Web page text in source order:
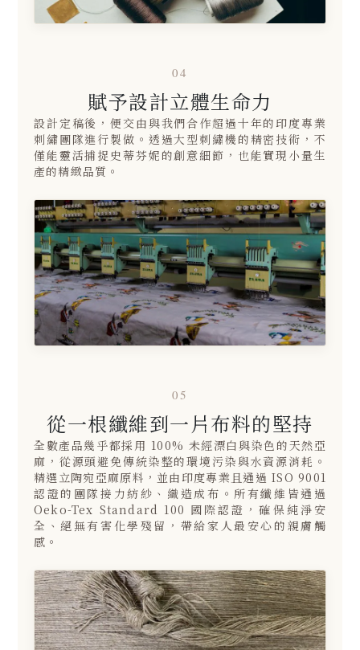
04
賦予設計立體生命力
設計定稿後，便交由與我們合作超過十年的印度專業
刺繡團隊進行製做。透過大型刺繡機的精密技術，不
僅能靈活捕捉史蒂芬妮的創意細節，也能實現小量生
產的精緻品質。
05
從一根纖維到一片布料的堅持
全數產品幾乎都採用 100% 未經漂白與染色的天然亞
麻，從源頭避免傳統染整的環境污染與水資源消耗。
精選立陶宛亞麻原料，並由印度專業且通過 ISO 9001
認證的團隊接力紡紗、織造成布。所有纖維皆通過
Oeko-Tex Standard 100 國際認證，確保純淨安
全、絕無有害化學殘留，帶給家人最安心的親膚觸
感。